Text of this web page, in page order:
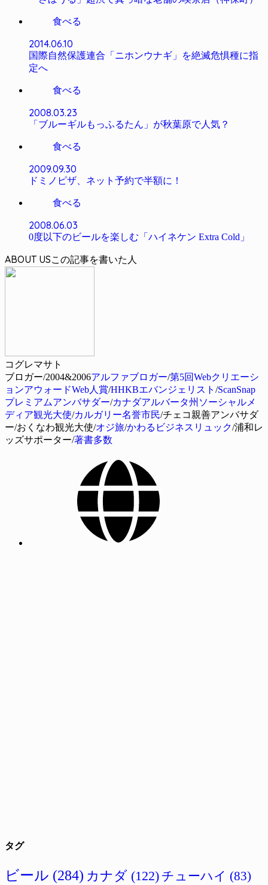
食べる
2014.06.10
国際自然保護連合「ニホンウナギ」を絶滅危惧種に指
定へ
食べる
2008.03.23
「ブルーギルもっふるたん」が秋葉原で人気？
食べる
2009.09.30
ドミノピザ、ネット予約で半額に！
食べる
2008.06.03
0度以下のビールを楽しむ「ハイネケン Extra Cold」
ABOUT US
コグレマサト
ブロガー/2004&2006アルファブロガー/第5回Webクリエーシ
ョンアウォードWeb人賞/HHKBエバンジェリスト /ScanSnap
プレミアムアンバサダー/カナダアルバータ州ソーシャルメ
ディア観光大使/カルガリー名誉市民/チェコ親善アンバサダ
ー/おくなわ観光大使/オジ旅/かわるビジネスリュック/浦和レ
ッズサポーター/著書多数
タグ
ビール (284) カナダ (122) チューハイ (83)